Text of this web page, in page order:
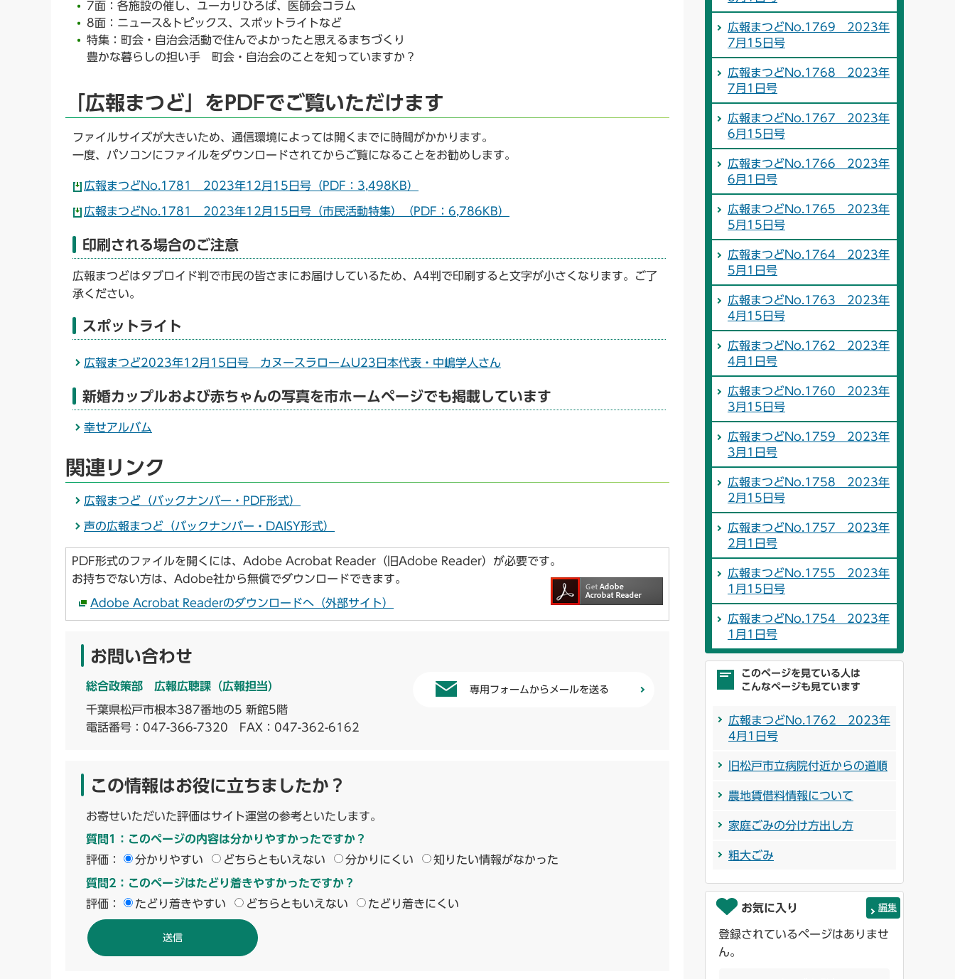
7面：各施設の催し、ユーカリひろば、医師会コラム
8面：ニュース&トピックス、スポットライトなど
特集：町会・自治会活動で住んでよかったと思えるまちづくり
豊かな暮らしの担い手 町会・自治会のことを知っていますか？
「広報まつど」をPDFでご覧いただけます
ファイルサイズが大きいため、通信環境によっては開くまでに時間がかかります。
一度、パソコンにファイルをダウンロードされてからご覧になることをお勧めします。
広報まつどNo.1781 2023年12月15日号（PDF：3,498KB）
広報まつどNo.1781 2023年12月15日号（市民活動特集）（PDF：6,786KB）
印刷される場合のご注意
広報まつどはタブロイド判で市民の皆さまにお届けしているため、A4判で印刷すると文字が小さくなります。ご了
承ください。
スポットライト
広報まつど2023年12月15日号 カヌースラロームU23日本代表・中嶋学人さん
新婚カップルおよび赤ちゃんの写真を市ホームページでも掲載しています
幸せアルバム
関連リンク
広報まつど（バックナンバー・PDF形式）
声の広報まつど（バックナンバー・DAISY形式）
PDF形式のファイルを開くには、Adobe Acrobat Reader（旧Adobe Reader）が必要です。
お持ちでない方は、Adobe社から無償でダウンロードできます。
Adobe Acrobat Readerのダウンロードへ（外部サイト）
お問い合わせ
総合政策部 広報広聴課（広報担当）
千葉県松戸市根本387番地の5 新館5階
電話番号： 047-366-7320 FAX：047-362-6162
専用フォームからメールを送る
この情報はお役に立ちましたか？
お寄せいただいた評価はサイト運営の参考といたします。
質問1：このページの内容は分かりやすかったですか？
評価：
分かりやすい どちらともいえない 分かりにくい 知りたい情報がなかった
質問2：このページはたどり着きやすかったですか？
評価：
たどり着きやすい どちらともいえない たどり着きにくい
広報まつどNo.1769 2023年
7月15日号
広報まつどNo.1768 2023年
7月1日号
広報まつどNo.1767 2023年
6月15日号
広報まつどNo.1766 2023年
6月1日号
広報まつどNo.1765 2023年
5月15日号
広報まつどNo.1764 2023年
5月1日号
広報まつどNo.1763 2023年
4月15日号
広報まつどNo.1762 2023年
4月1日号
広報まつどNo.1760 2023年
3月15日号
広報まつどNo.1759 2023年
3月1日号
広報まつどNo.1758 2023年
2月15日号
広報まつどNo.1757 2023年
2月1日号
広報まつどNo.1755 2023年
1月15日号
広報まつどNo.1754 2023年
1月1日号
このページを見ている人は
こんなページも見ています
広報まつどNo.1762 2023年
4月1日号
旧松戸市立病院付近からの道順
農地賃借料情報について
家庭ごみの分け方出し方
粗大ごみ
お気に入り 編集
登録されているページはありませ
ん。